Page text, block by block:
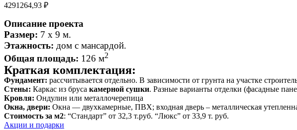
4291264,93 ₽
Описание проекта
Размер: 7 х 9 м.
Этажность: дом с мансардой.
Общая площадь: 126 м2
Краткая комплектация:
Фундамент: рассчитывается отдельно. В зависимости от грунта на участке
Стены: Каркас из бруса камерной сушки. Разные варианты отделки (фасадные
Кровля: Ондулин или металлочерепица
Окна, двери: Окна — двухкамерные, ПВХ; входная дверь – металлическая
Стоимость за м2: “Стандарт” от 32,3 т.руб. “Люкс” от 33,9 т. руб.
Акции и подарки